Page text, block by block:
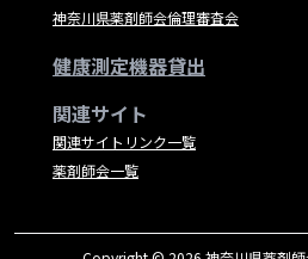
神奈川県薬剤師会倫理審査会
健康測定機器貸出
関連サイト
関連サイトリンク一覧
薬剤師会一覧